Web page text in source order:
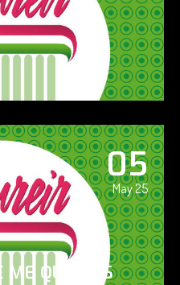
05
May 25
ME QUIERES